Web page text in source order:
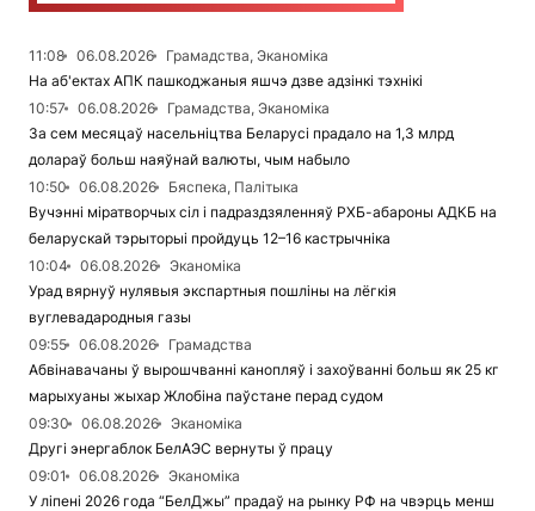
11:08 06.08.2026
Грамадства, Эканоміка
На аб'ектах АПК пашкоджаныя яшчэ дзве адзінкі тэхнікі
10:57
06.08.2026
Грамадства, Эканоміка
За сем месяцаў насельніцтва Беларусі прадало на 1,3 млрд
долараў больш наяўнай валюты, чым набыло
10:50
06.08.2026
Бяспека, Палітыка
Вучэнні міратворчых сіл і падраздзяленняў РХБ-абароны АДКБ на
беларускай тэрыторыі пройдуць 12–16 кастрычніка
10:04
06.08.2026
Эканоміка
Урад вярнуў нулявыя экспартныя пошліны на лёгкія
вуглевадародныя газы
09:55
06.08.2026
Грамадства
Абвінавачаны ў вырошчванні канопляў і захоўванні больш як 25 кг
марыхуаны жыхар Жлобіна паўстане перад судом
09:30
06.08.2026
Эканоміка
Другі энергаблок БелАЭС вернуты ў працу
09:01
06.08.2026
Эканоміка
У ліпені 2026 года “БелДжы” прадаў на рынку РФ на чвэрць менш